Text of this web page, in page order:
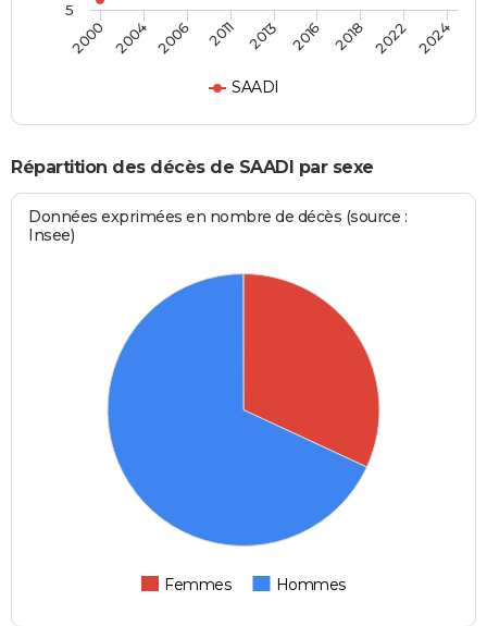
SAADI
2000 2004 2006 2011 2013 2016 2018 2022 2024
5
Répartition des décès de SAADI par sexe
Données exprimées en nombre de décès (source :
Insee)
Femmes Hommes